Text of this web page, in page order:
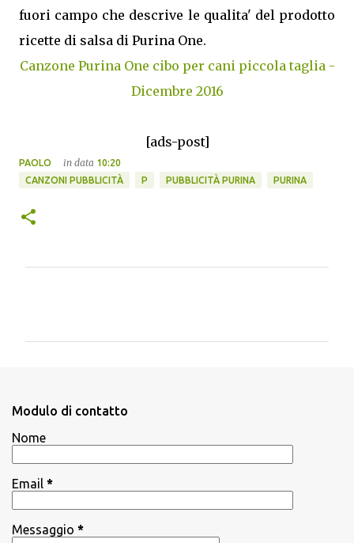
fuori campo che descrive le qualita' del prodotto
ricette di salsa di Purina One.
Canzone Purina One cibo per cani piccola taglia -
Dicembre 2016
[ads-post]
PAOLO in data 10:20
CANZONI PUBBLICITÀ
P PUBBLICITÀ PURINA PURINA
i
Modulo di contatto
Nome
Email *
Messaggio *